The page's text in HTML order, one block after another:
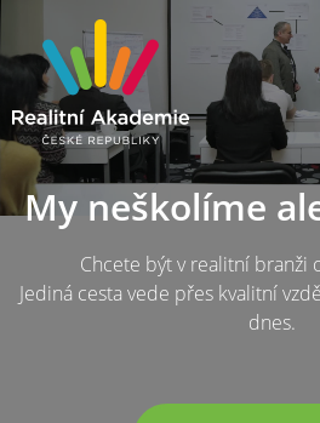
My neškolíme
Chcete být v realitní branži
Jediná cesta vede přes kvalitní
dnes.